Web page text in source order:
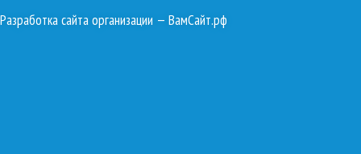
Разработка сайта организации — ВамСайт.рф